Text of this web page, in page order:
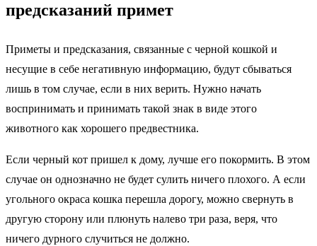
предсказаний примет
Приметы и предсказания, связанные с черной кошкой и
несущие в себе негативную информацию, будут сбываться
лишь в том случае, если в них верить. Нужно начать
воспринимать и принимать такой знак в виде этого
животного как хорошего предвестника.
Если черный кот пришел к дому, лучше его покормить. В этом
случае он однозначно не будет сулить ничего плохого. А если
угольного окраса кошка перешла дорогу, можно свернуть в
другую сторону или плюнуть налево три раза, веря, что
ничего дурного случиться не должно.